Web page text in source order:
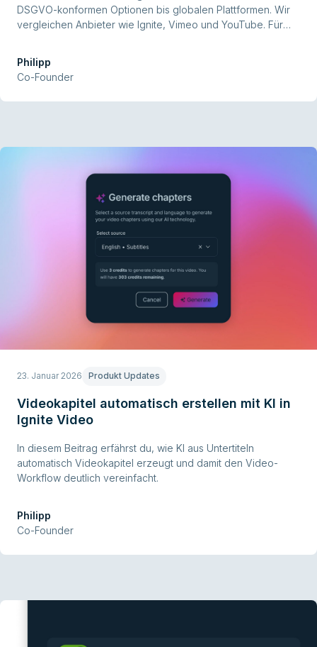
DSGVO-konformen Optionen bis globalen Plattformen. Wir
vergleichen Anbieter wie Ignite, Vimeo und YouTube. Für
Philipp
Co-Founder
23. Januar 2026 Produkt Updates
Videokapitel automatisch erstellen mit KI in
Ignite Video
In diesem Beitrag erfährst du, wie KI aus Untertiteln
automatisch Videokapitel erzeugt und damit den Video-
Workflow deutlich vereinfacht.
Philipp
Co-Founder